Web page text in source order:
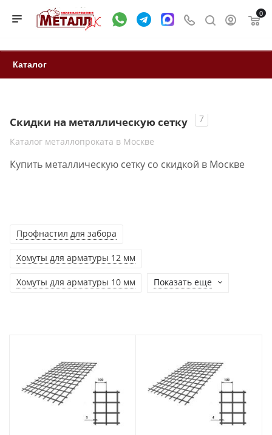
0
Каталог
Скидки на металлическую сетку
7
Каталог металлопроката в Москве
Купить металлическую сетку со скидкой в Москве
Профнастил для забора
Хомуты для арматуры 12 мм
Хомуты для арматуры 10 мм Показать еще